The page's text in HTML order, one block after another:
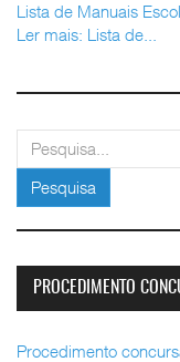
Lista de Manuais
Ler mais: Lista de...
pesquisar
Pesquisa
PROCEDIMENTO
Procedimento